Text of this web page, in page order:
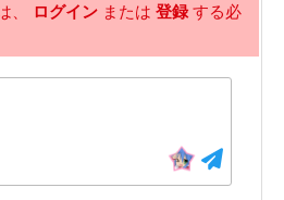
3年前
3年前
、 ログイン または 登録する必